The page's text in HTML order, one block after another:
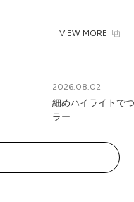
VIEW MORE
2026.08.02
細めハイライトで
ラー